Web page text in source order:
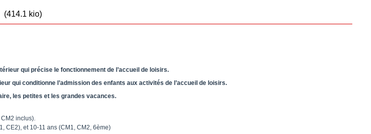
(414.1 kio)
qui précise le fonctionnement de l’accueil de loisirs.
qui conditionne l’admission des enfants aux activités de l’accueil de loisirs.
les petites et les grandes vacances.
inclus).
CE2), et 10-11 ans (CM1, CM2, 6ème)